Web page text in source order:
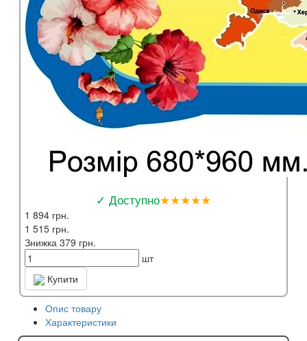
✓ Доступно★★★★★
1 894 грн.
1 515 грн.
Знижка 379 грн.
шт
Купити
Опис товару
Характеристики